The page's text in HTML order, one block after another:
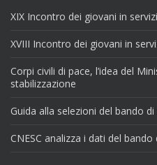
XIX Incontro dei giovani in
XVIII Incontro dei giovani in
Corpi civili di pace, l’idea del
stabilizzazione
Guida alla selezioni del bando
CNESC analizza i dati del bando